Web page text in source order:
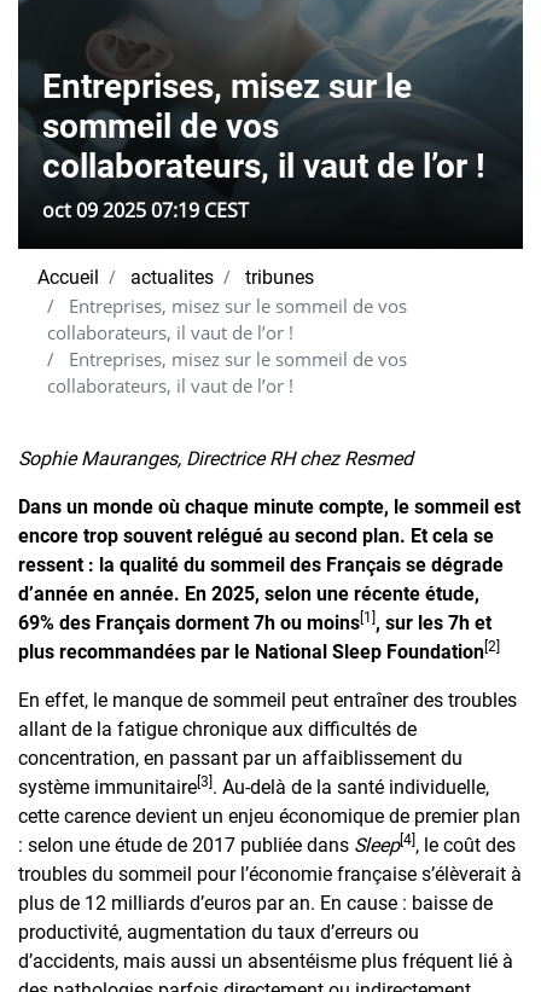
Entreprises, misez sur le
sommeil de vos
collaborateurs, il vaut de l’or !
oct 09 2025 07:19 CEST
Accueil actualites tribunes
Entreprises, misez sur le sommeil de vos
collaborateurs, il vaut de l’or !
Entreprises, misez sur le sommeil de vos
collaborateurs, il vaut de l’or !
Sophie Mauranges, Directrice RH chez Resmed
Dans un monde où chaque minute compte, le sommeil est
encore trop souvent relégué au second plan. Et cela se
ressent : la qualité du sommeil des Français se dégrade
d’année en année. En 2025, selon une récente étude,
69% des Français dorment 7h ou moins [1] , sur les 7h et
plus recommandées par le National Sleep Foundation [2]
En effet, le manque de sommeil peut entraîner des troubles
allant de la fatigue chronique aux difficultés de
concentration, en passant par un affaiblissement du
système immunitaire [3] . Au-delà de la santé individuelle,
cette carence devient un enjeu économique de premier plan
: selon une étude de 2017 publiée dans Sleep[4] , le coût des
troubles du sommeil pour l’économie française s’élèverait à
plus de 12 milliards d’euros par an. En cause : baisse de
productivité, augmentation du taux d’erreurs ou
d’accidents, mais aussi un absentéisme plus fréquent lié à